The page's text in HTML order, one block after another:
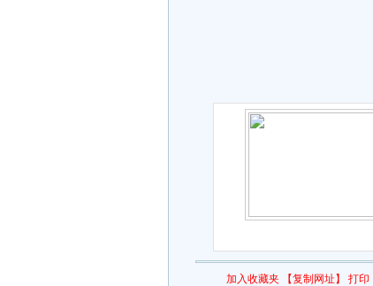
加入收藏夹 【复制网址】 打印